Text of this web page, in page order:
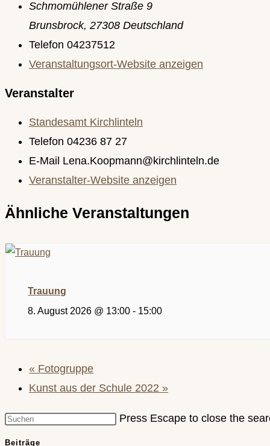
Schmomühlener Straße 9
Brunsbrock, 27308 Deutschland
Telefon 04237512
Veranstaltungsort-Website anzeigen
Veranstalter
Standesamt Kirchlinteln
Telefon 04236 87 27
E-Mail Lena.Koopmann@kirchlinteln.de
Veranstalter-Website anzeigen
Ähnliche Veranstaltungen
Trauung
8. August 2026 @ 13:00 - 15:00
« Fotogruppe
Kunst aus der Schule 2022 »
Press Escape to close the
Beiträge